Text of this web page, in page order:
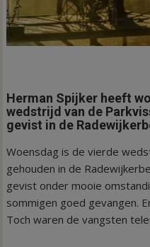
Herman Spijker heeft
wedstrijd van de
gevist in de
Woensdag is de vierde
gehouden in de
gevist onder mooie
sommigen goed gevangen.
Toch waren de vangsten